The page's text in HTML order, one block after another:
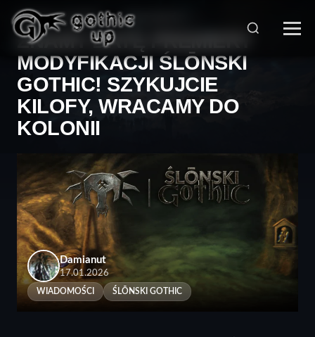
STRONA GŁÓWNA > WIADOMOŚCI
ZNAMY DATĘ PREMIERY
MODYFIKACJI ŚLŌNSKI
GOTHIC! SZYKUJCIE
KILOFY, WRACAMY DO
KOLONII
Damianut
17.01.2026
WIADOMOŚCI ŚLŌNSKI GOTHIC